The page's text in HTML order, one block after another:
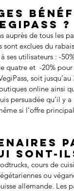
?
de tous les
sont exclues du
ses utilisateurs : -
quatre et  -20%
soit
online ainsi
persuadée qu’il y
si l’offre
sont-
cours de
ou
allemande.